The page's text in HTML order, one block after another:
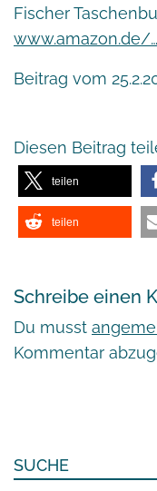
Fischer
www.amazon.de/…
Beitrag vom
Diesen Beitrag
teilen
teilen
Schreibe einen
Du musst
Kommentar
SUCHE